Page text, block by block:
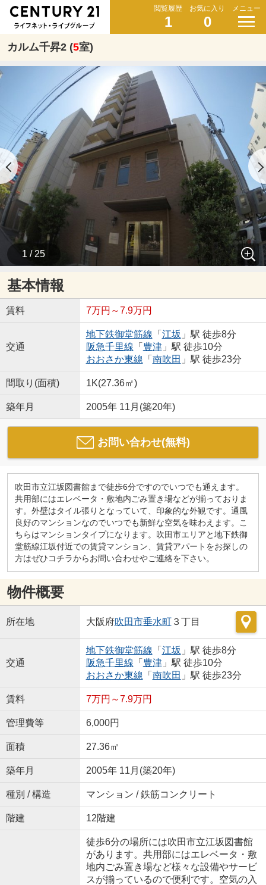
閲覧履歴
1
お気に入り
0
メニュー
カルム千昇2 (5室)
1 / 25
基本情報
賃料 7万円～7.9万円
交通
地下鉄御堂筋線 「 江坂 」駅 徒歩8分
阪急千里線 「 豊津」駅 徒歩10分
おおさか東線 「 南吹田 」駅 徒歩23分
間取り(面積) 1K(27.36㎡)
築年月 2005年 11月(築20年)
お問い合わせ(無料)
吹田市立江坂図書館まで徒歩6分ですのでいつでも通えます。
共用部にはエレベータ・敷地内ごみ置き場などが揃っておりま
す。外壁はタイル張りとなっていて、印象的な外観です。通風
良好のマンションなのでいつでも新鮮な空気を味わえます。こ
ちらはマンションタイプになります。吹田市エリアと地下鉄御
堂筋線江坂付近での賃貸マンション、賃貸アパートをお探しの
方はぜひコチラからお問い合わせやご連絡を下さい。
物件概要
所在地 大阪府吹田市垂水町３丁目
交通
地下鉄御堂筋線 「 江坂 」駅 徒歩8分
阪急千里線 「 豊津」駅 徒歩10分
おおさか東線 「 南吹田 」駅 徒歩23分
賃料 7万円～7.9万円
管理費等 6,000円
面積 27.36㎡
築年月 2005年 11月(築20年)
種別 / 構造 マンション / 鉄筋コンクリート
階建 12階建
徒歩6分の場所には吹田市立江坂図書館
があります。共用部にはエレベータ・敷
地内ごみ置き場など様々な設備やサービ
スが揃っているので便利です。空気の入